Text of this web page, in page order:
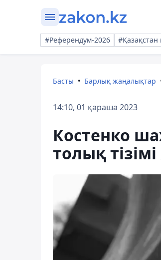
#Референдум-2026
Басты Барлық жаңалықтар
14:10, 01 қараша 2023
Костенко
толық